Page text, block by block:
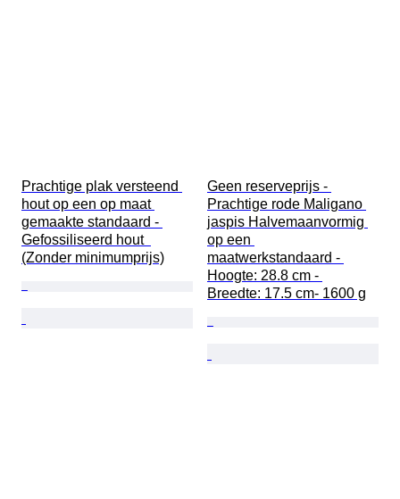
Prachtige plak versteend
hout op een op maat
gemaakte standaard -
Gefossiliseerd hout
(Zonder minimumprijs)
Geen reserveprijs -
Prachtige rode Maligano
jaspis Halvemaanvormig
op een
maatwerkstandaard -
Hoogte: 28.8 cm -
Breedte: 17.5 cm- 1600 g